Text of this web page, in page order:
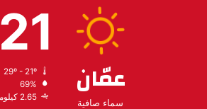
عمّان
سماء صافية
21
69%
2.65 كيلومتر/ساعة